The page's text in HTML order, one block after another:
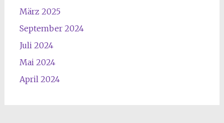
März 2025
September 2024
Juli 2024
Mai 2024
April 2024